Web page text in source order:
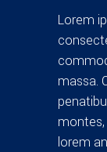
Lorem
massa.
lorem